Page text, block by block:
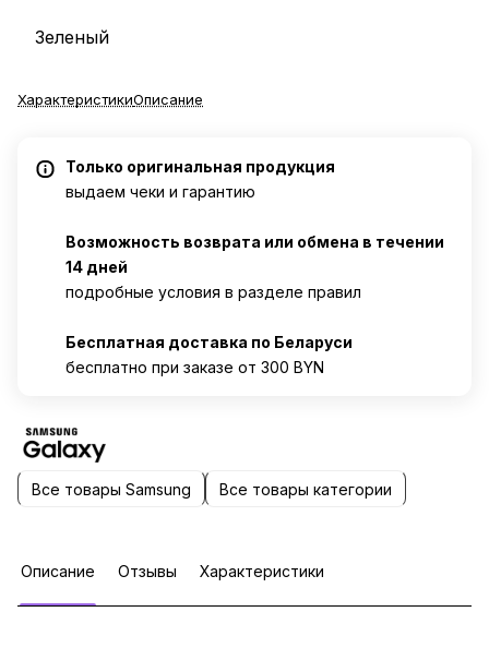
Зеленый
ХарактеристикиОписание
Только оригинальная продукция
выдаем чеки и гарантию
Возможность возврата или обмена в течении
14 дней
подробные условия в разделе правил
Бесплатная доставка по Беларуси
бесплатно при заказе от 300 BYN
Все товары Samsung Все товары категории
Описание Отзывы Характеристики